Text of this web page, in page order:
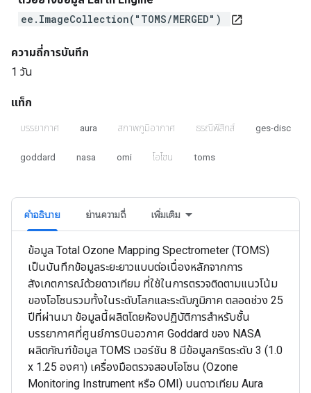
ee.ImageCollection("TOMS/MERGED")
open_in_new
ความถี่การบันทึก
1 วัน
แท็ก
บรรยากาศ aura สภาพภูมิอากาศ ธรณีฟิสิกส์ ges-disc
goddard nasa omi โอโซน toms
คำอธิบาย ย่านความถี่ เพิ่มเติม
ข้อมูล Total Ozone Mapping Spectrometer (TOMS)
เป็นบันทึกข้อมูลระยะยาวแบบต่อเนื่องหลักจากการ
สังเกตการณ์ด้วยดาวเทียม ที่ใช้ในการตรวจติดตามแนวโน้ม
ของโอโซนรวมทั้งในระดับโลกและระดับภูมิภาค ตลอดช่วง 25
ปีที่ผ่านมา ข้อมูลนี้ผลิตโดยห้องปฏิบัติการสำหรับชั้น
บรรยากาศที่ศูนย์การบินอวกาศ Goddard ของ NASA
ผลิตภัณฑ์ข้อมูล TOMS เวอร์ชัน 8 มีข้อมูลกริดระดับ 3 (1.0
x 1.25 องศา) เครื่องมือตรวจสอบโอโซน (Ozone
Monitoring Instrument หรือ OMI) บนดาวเทียม Aura